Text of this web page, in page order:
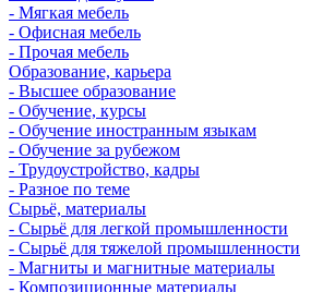
- Мягкая мебель
- Офисная мебель
- Прочая мебель
Образование, карьера
- Высшее образование
- Обучение, курсы
- Обучение иностранным языкам
- Обучение за рубежом
- Трудоустройство, кадры
- Разное по теме
Сырьё, материалы
- Сырьё для легкой промышленности
- Сырьё для тяжелой промышленности
- Магниты и магнитные материалы
- Композиционные материалы